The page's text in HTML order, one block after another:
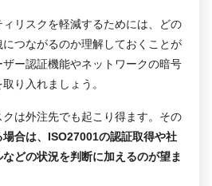
リスクを軽減するためには、どの
つながるのか理解しておくことが
ー認証機能やネットワークの暗号
り入れましょう。
は外注先でも起こり得ます。その
合は、ISO27001の認証取得や社
どの状況を判断に加えるのが望ま